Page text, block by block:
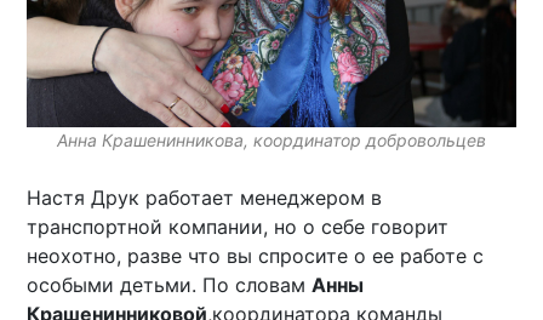
Анна Крашенинникова, координатор добровольцев
Настя Друк работает менеджером в
транспортной компании, но о себе говорит
неохотно, разве что вы спросите о ее работе с
особыми детьми. По словамАнны
Крашенинниковой,координатора команды